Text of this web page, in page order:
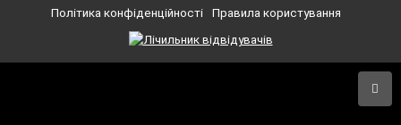
Політика конфіденційності
Правила користування